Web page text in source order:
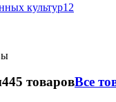
культур12
445 товаровВсе